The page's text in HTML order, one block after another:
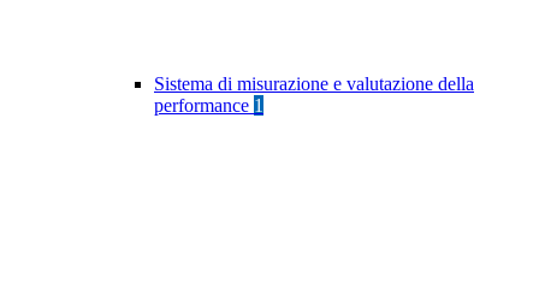
Sistema di misurazione e valutazione della
performance 1